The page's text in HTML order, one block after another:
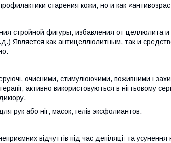
старения кожи, но и как
стройной фигуры, избавления от целлюлита
Является как антицеллюлитным, так и
очисними, стимулюючими, поживними і
активно використовуються в нігтьовому
рук або ніг, масок, гелів эксфолиантов.
відчуттів під час депіляції та